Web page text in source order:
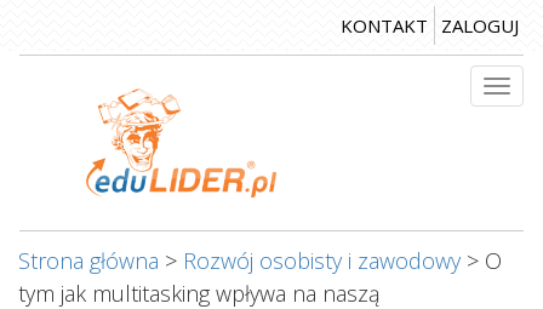
do
KONTAKT ZALOGUJ
Strona główna > Rozwój osobisty i zawodowy > O
tym jak multitasking wpływa na naszą